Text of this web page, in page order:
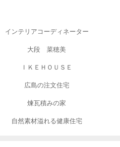
インテリアコーディネーター
大段 菜穂美
ＩＫＥＨＯＵＳＥ
広島の注文住宅
煉瓦積みの家
自然素材溢れる健康住宅